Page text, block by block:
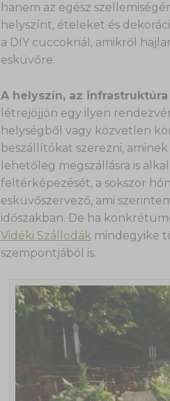
hanem az egész
helyszínt, ételeket és
a DIY cuccoknál, amikről
esküvőre.
A helyszín, az infrastruktúra
létrejöjjön egy ilyen
helységből vagy közvetlen
beszállítókat szerezni,
lehetőleg megszállásra is
feltérképezését, a sokszor
esküvőszervező, ami
időszakban. De ha
Vidéki Szállodákmindegyike
szempontjából is.